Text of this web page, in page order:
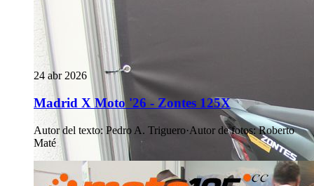
24 abr 2026
Madrid X Moto '26 - Zontes 125X
Autor del texto: Pedro A. Triguero·Autor de fotos: Roberto
Maté